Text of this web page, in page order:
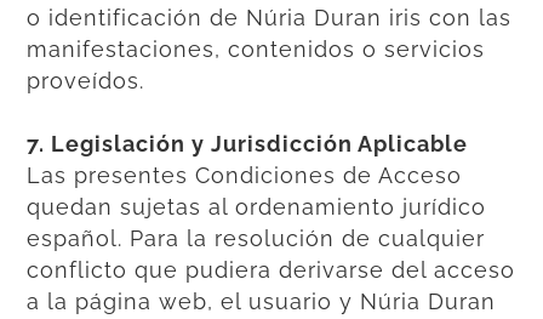
o identificación de Núria Duran iris con las
manifestaciones, contenidos o servicios
proveídos.
7. Legislación y Jurisdicción Aplicable
Las presentes Condiciones de Acceso
quedan sujetas al ordenamiento jurídico
español. Para la resolución de cualquier
conflicto que pudiera derivarse del acceso
a la página web, el usuario y Núria Duran